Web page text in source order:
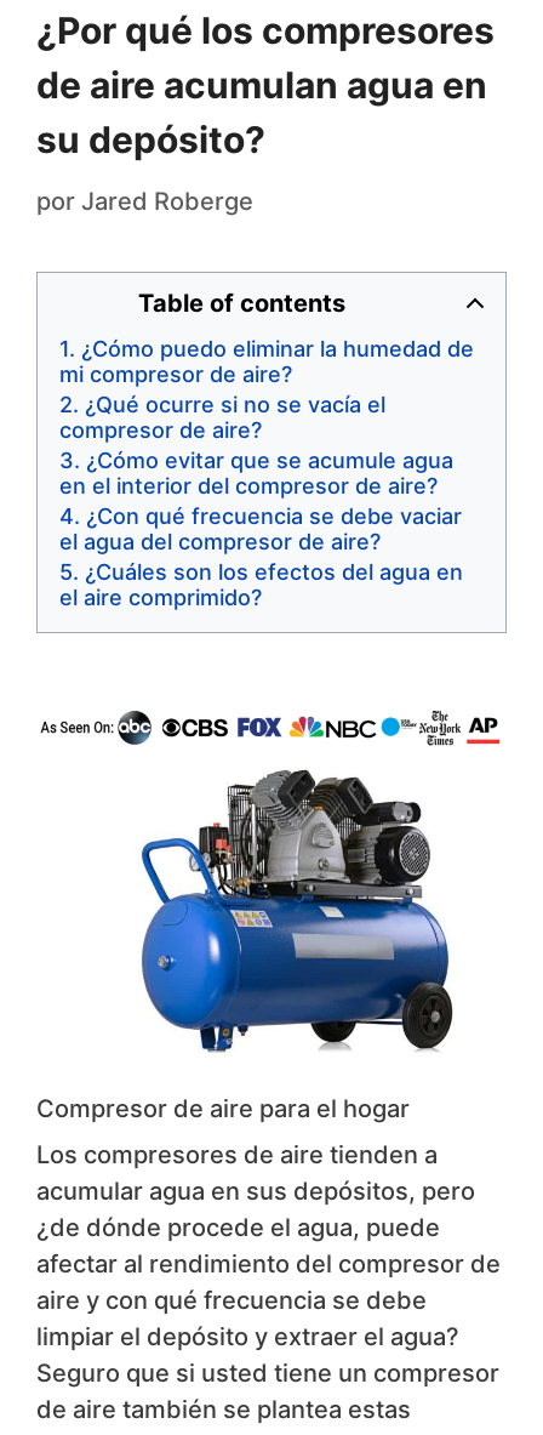
¿Por qué los compresores
de aire acumulan agua en
su depósito?
por Jared Roberge
Table of contents
¿Cómo puedo eliminar la humedad de
mi compresor de aire?
¿Qué ocurre si no se vacía el
compresor de aire?
¿Cómo evitar que se acumule agua
en el interior del compresor de aire?
¿Con qué frecuencia se debe vaciar
el agua del compresor de aire?
¿Cuáles son los efectos del agua en
el aire comprimido?
Compresor de aire para el hogar
Los compresores de aire tienden a
acumular agua en sus depósitos, pero
¿de dónde procede el agua, puede
afectar al rendimiento del compresor de
aire y con qué frecuencia se debe
limpiar el depósito y extraer el agua?
Seguro que si usted tiene un compresor
de aire también se plantea estas